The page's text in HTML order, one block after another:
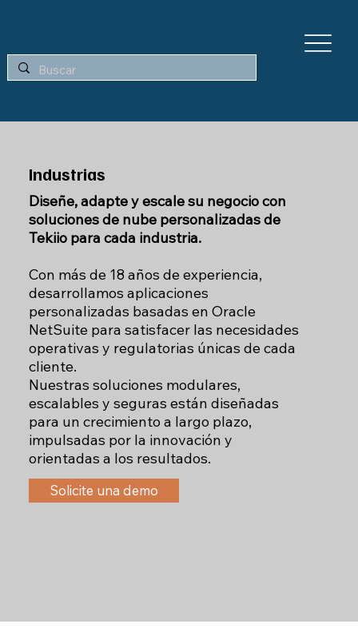
Industrias
Diseñe, adapte y escale su negocio con
soluciones de nube personalizadas de
Tekiio para cada industria.
Con más de 18 años de experiencia,
desarrollamos aplicaciones
personalizadas basadas en Oracle
NetSuite para satisfacer las necesidades
operativas y regulatorias únicas de cada
cliente.
Nuestras soluciones modulares,
escalables y seguras están diseñadas
para un crecimiento a largo plazo,
impulsadas por la innovación y
orientadas a los resultados.
Solicite una demo